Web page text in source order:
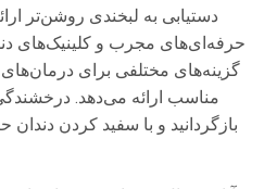
دستیابی به لبخندی روشن‌تر
حرفه‌ای‌های مجرب و کلینیک‌های
گزینه‌های مختلفی برای درمان‌های
مناسب ارائه می‌دهد.
بازگردانید و با سفید کردن دندان